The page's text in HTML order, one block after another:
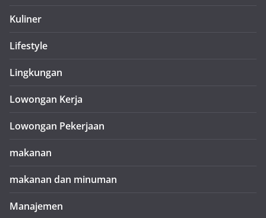
Kuliner
Lifestyle
Lingkungan
Lowongan Kerja
Lowongan Pekerjaan
makanan
makanan dan minuman
Manajemen